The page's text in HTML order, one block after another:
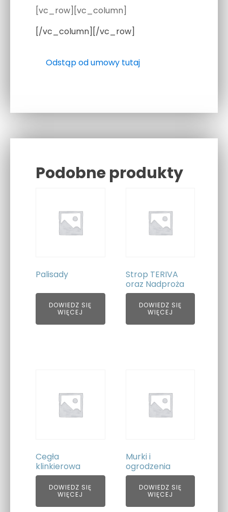
[vc_row][vc_column]
[/vc_column][/vc_row]
Odstąp od umowy tutaj
Podobne produkty
Palisady
DOWIEDZ SIĘ
WIĘCEJ
Strop TERIVA
oraz Nadproża
DOWIEDZ SIĘ
WIĘCEJ
Cegła
klinkierowa
DOWIEDZ SIĘ
WIĘCEJ
Murki i
ogrodzenia
DOWIEDZ SIĘ
WIĘCEJ